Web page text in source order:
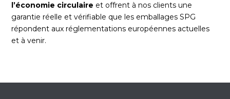
l’économie circulaire et offrent à nos clients une
garantie réelle et vérifiable que les emballages SPG
répondent aux réglementations européennes actuelles
et à venir.